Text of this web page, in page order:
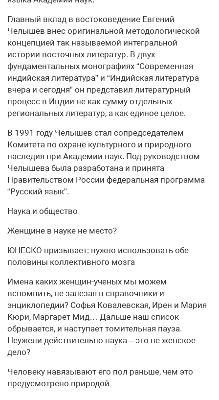
Главный вклад в востоковедение Евгений
Челышев внес оригинальной методологической
концепцией так называемой интегральной
истории восточных литератур. В двух
фундаментальных монографиях “Современная
индийская литература” и “Индийская литература
вчера и сегодня” он представил литературный
процесс в Индии не как сумму отдельных
региональных литератур, а как единое целое.
В 1991 году Челышев стал сопредседателем
Комитета по охране культурного и природного
наследия при Академии наук. Под руководством
Челышева была разработана и принята
Правительством России федеральная программа
“Русский язык”.
Наука и общество
Женщине в науке не место?
ЮНЕСКО призывает: нужно использовать обе
половины коллективного мозга
Имена каких женщин-ученых мы можем
вспомнить, не залезая в справочники и
энциклопедии? Софья Ковалевская, Ирен и Мария
Кюри, Маргарет Мид… Дальше наш список
обрывается, и наступает томительная пауза.
Неужели действительно наука – это не женское
дело?
Человеку навязывают его пол раньше, чем это
предусмотрено природой